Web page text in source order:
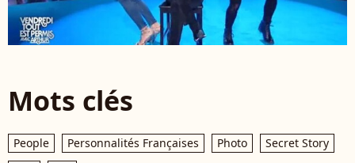
Mots clés
People Personnalités Françaises Photo
Secret Story